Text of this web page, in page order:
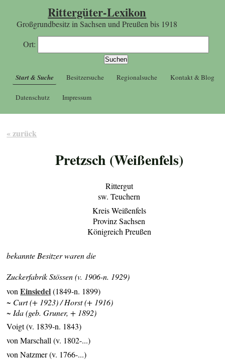
Rittergüter-Lexikon
Großgrundbesitz in Sachsen und Preußen bis 1918
Ort:
Start & Suche Besitzersuche Regionalsuche Kontakt & Blog
Datenschutz Impressum
« zurück
Pretzsch (Weißenfels)
Rittergut
sw. Teuchern
Kreis Weißenfels
Provinz Sachsen
Königreich Preußen
bekannte Besitzer waren die
Zuckerfabrik Stössen (v. 1906-n. 1929)
vonEinsiedel(1849-n. 1899)
~ Curt (+ 1923) / Horst (+ 1916)
~ Ida (geb. Gruner, + 1892)
Voigt (v. 1839-n. 1843)
von Marschall (v. 1802-...)
von Natzmer (v. 1766-...)